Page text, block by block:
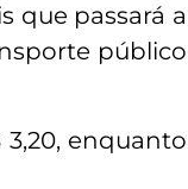
que passará a
público
enquanto